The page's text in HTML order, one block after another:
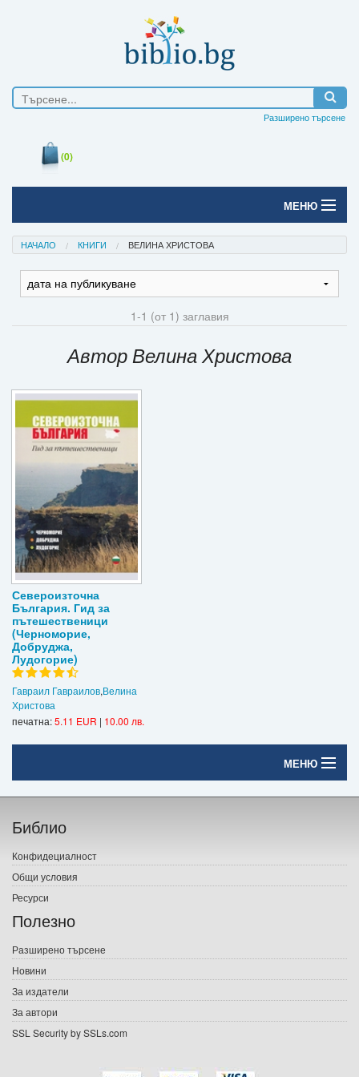
Разширено търсене
(0)
МЕНЮ
Начало
Печатни книги
Е-списания
Подаръци
Ваучери
Промоции
Контакти
Вход
Регистрация
НАЧАЛО КНИГИ ВЕЛИНА ХРИСТОВА
1-1 (от 1) заглавия
Автор Велина Христова
Североизточна
България. Гид за
пътешественици
(Черноморие,
Добруджа,
Лудогорие)
Гавраил Гавраилов,Велина
Христова
печатна:5.11 EUR | 10.00 лв.
МЕНЮ
Начало
Печатни книги
Електронни книги
Е-списания
Подаръци
Ваучери
Библио
Конфидециалност
Общи условия
Ресурси
Полезно
Разширено търсене
Новини
За издатели
За автори
SSL Security by SSLs.com